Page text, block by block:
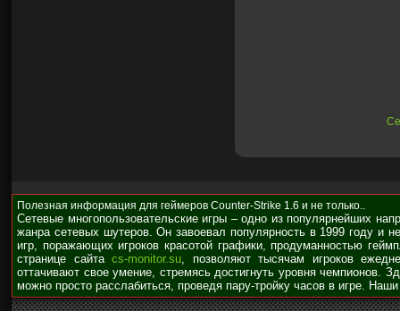
Полезная информация для геймеров Counter-Strike 1.6 и не только..
Сетевые многопользовательские игры – одно из популярнейших
жанра сетевых шутеров. Он завоевал популярность в 1999 году и
игр, поражающих игроков красотой графики, продуманностью
странице сайта cs-monitor.su, позволяют тысячам игроков
оттачивают свое умение, стремясь достигнуть уровня чемпионов.
можно просто расслабиться, проведя пару-тройку часов в игре.